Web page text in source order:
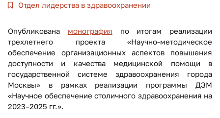
Отдел лидерства в здравоохранении
Опубликована монография по итогам реализации
трехлетнего проекта «Научно-методическое
обеспечение организационных аспектов повышения
доступности и качества медицинской помощи в
государственной системе здравоохранения города
Москвы» в рамках реализации программы ДЗМ
«Научное обеспечение столичного здравоохранения на
2023–2025 гг.».